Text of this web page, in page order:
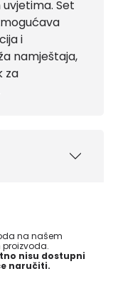
Set
i
namještaja,
za
na našem
nisu dostupni
naručiti.